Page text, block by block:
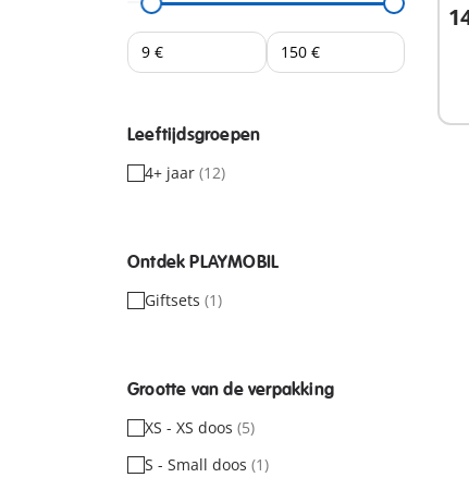
Leeftijdsgroepen
4+ jaar (12)
Ontdek PLAYMOBIL
Giftsets (1)
Grootte van de verpakking
XS - XS doos (5)
S - Small doos (1)